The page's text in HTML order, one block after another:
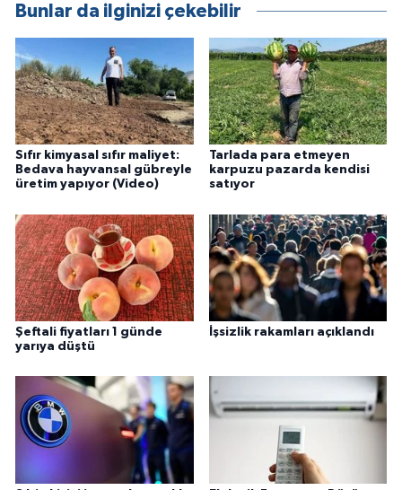
Bunlar da ilginizi çekebilir
Sıfır kimyasal sıfır maliyet:
Bedava hayvansal gübreyle
üretim yapıyor (Video)
Tarlada para etmeyen
karpuzu pazarda kendisi
satıyor
Şeftali fiyatları 1 günde
yarıya düştü
İşsizlik rakamları açıklandı